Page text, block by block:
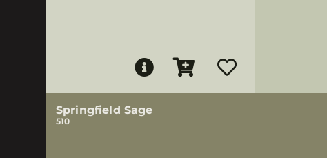
Springfield Sage
510